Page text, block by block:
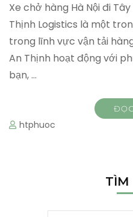
Xe chở hàng Hà Nội đi
Thịnh Logistics là một
trong lĩnh vực vận tải
An Thịnh hoạt động với
bạn, …
htphuoc
TÌM